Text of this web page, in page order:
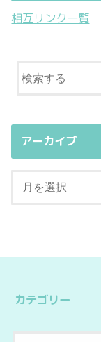
相互リンク一覧
アーカイブ
カテゴリー